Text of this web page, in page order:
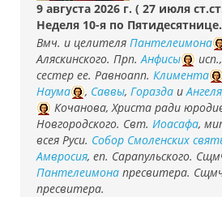
9 августа 2026 г. ( 27 июля
Неделя 10-я по Пятидесятнице.
Вмч. и целителя Пантелеимона
Аляскинского. Прп.Анфисы
сестер ее. Равноапп. Климента
Наума
, Саввы, Горазда и
Кочанова, Христа ради
Новгородского. Свт. Иоасафа,
всея Руси. Собор Смоленских
Амвросия, еп. Сарапульского.
Пантелеимона пресвитера.
пресвитера.